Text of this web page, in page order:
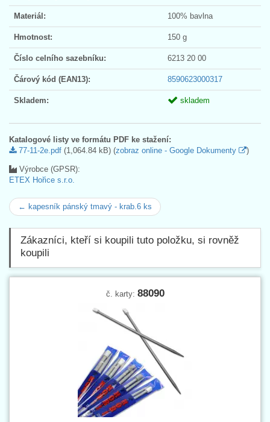
Materiál: 100% bavlna
Hmotnost: 150 g
Číslo celního sazebníku: 6213 20 00
Čárový kód (EAN13): 8590623000317
Skladem: skladem
Katalogové listy ve formátu PDF ke stažení:
77-11-2e.pdf (1,064.84 kB) (zobraz online - Google Dokumenty )
Výrobce (GPSR):
ETEX Hořice s.r.o.
← kapesník pánský tmavý - krab.6 ks
Zákazníci, kteří si koupili tuto položku, si rovněž
koupili
č. karty: 88090